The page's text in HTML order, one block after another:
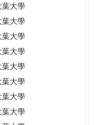
葉大學
葉大學
葉大學
葉大學
葉大學
葉大學
葉大學
葉大學